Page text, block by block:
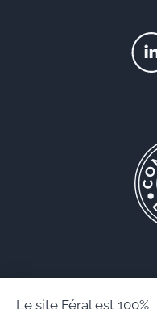
Le site Féral est 100%